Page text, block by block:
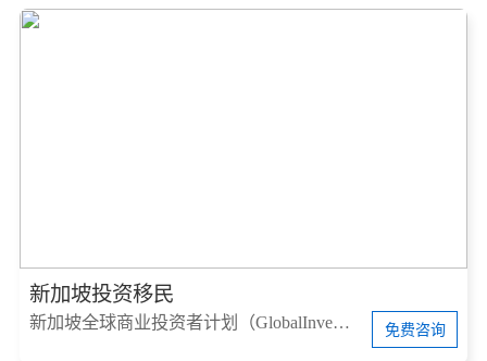
新加坡投资移民
新加坡全球商业投资者计划（GlobalInvestorProgram，简称GIP） 免费咨询